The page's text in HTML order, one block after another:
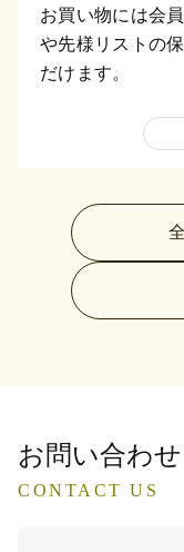
お買い物には会
や先様リストの
だけます。
お問い合わせ
CONTACT US